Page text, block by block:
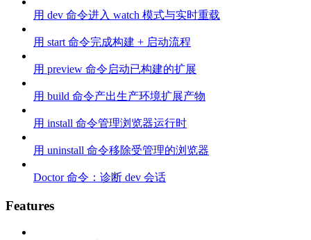
用 dev 命令进入 watch 模式与实时重载
用 start 命令完成构建 + 启动流程
用 preview 命令启动已构建的扩展
用 build 命令产出生产环境扩展产物
用 install 命令管理浏览器运行时
用 uninstall 命令移除受管理的浏览器
Doctor 命令：诊断 dev 会话
Features